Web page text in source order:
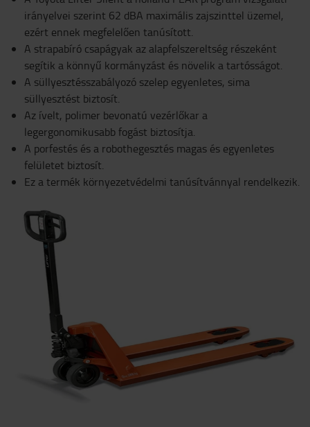
irányelvei szerint 62 dBA maximális zajszinttel üzemel,
ezért ennek megfelelően tanúsított.
A strapabíró csapágyak az alapfelszereltség részeként
segítik a könnyű kormányzást és növelik a tartósságot.
A süllyesztésszabályozó szelep egyenletes, sima
süllyesztést biztosít.
Az ívelt, polimer bevonatú vezérlőkar a
legergonomikusabb fogást biztosítja.
A porfestés és a robothegesztés magas és egyenletes
felületet biztosít.
Ez a termék környezetvédelmi tanúsítvánnyal rendelkezik.